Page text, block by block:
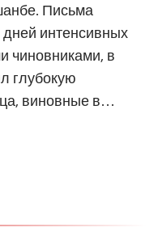
Письма
дней интенсивных
чиновниками, в
глубокую
виновные в…